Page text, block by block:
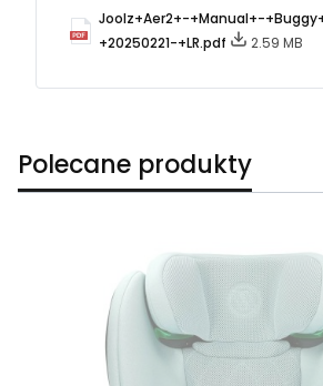
Joolz+Aer2+-+Manual+-
+20250221-+LR.pdf
2.59 MB
Polecane produkty